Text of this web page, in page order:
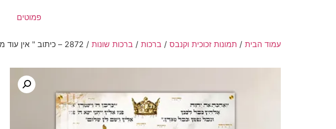
פמוטים
עמוד הבית / תמונות זכוכית וקנבס / ברכות / ברכות שונות / 2872 – כיתוב " אין עוד מלבדו" בשילוב פסוקים מפרקי תהילים על קנבס או זכוכית